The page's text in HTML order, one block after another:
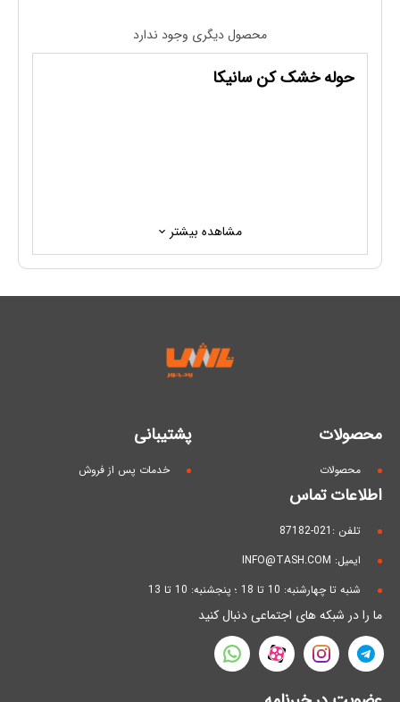
محصول دیگری وجود ندارد
حوله خشک کن سانیکا
مشاهده بیشتر
محصولات
محصولات
پشتیبانی
خدمات پس از فروش
اطلاعات تماس
تلفن :021-87182
ایمیل: INFO@TASH.COM
شنبه تا چهارشنبه: 10 تا 18 ؛ پنجشنبه: 10 تا 13
ما را در شبکه های اجتماعی دنبال کنید